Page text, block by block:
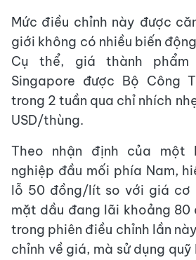
Mức điều chỉnh này được
giới không có nhiều biến
Cụ thể, giá thành
Singapore được Bộ Công
trong 2 tuần qua chỉ nhích
USD/thùng.
Theo nhận định của một
nghiệp đầu mối phía Nam,
lỗ 50 đồng/lít so với giá cơ
mặt dầu đang lãi khoảng
trong phiên điều chỉnh lần
chỉnh về giá, mà sử dụng